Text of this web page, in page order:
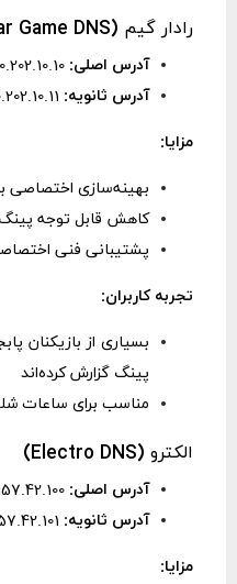
رادار گیم (Radar Game DNS)
آدرس اصلی:
آدرس ثانویه:
مزایا:
بهینه‌سازی اختصاصی
کاهش قابل توجه پینگ
پشتیبانی فنی
تجربه کاربران:
پینگ گزارش کرده‌اند
مناسب برای ساعات
الکترو (Electro DNS)
آدرس اصلی:
آدرس ثانویه:
مزایا: